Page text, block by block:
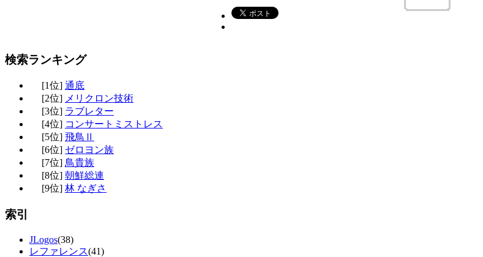
検索ランキング
[1位] 通底
[2位] メリクロン技術
[3位] ラブレター
[4位] コンサートミストレス
[5位] 飛鳥Ⅱ
[6位] ゼロヨン族
[7位] 鳥貴族
[8位] 朝鮮総連
[9位] 林 なぎさ
索引
JLogos(38)
レファレンス(41)